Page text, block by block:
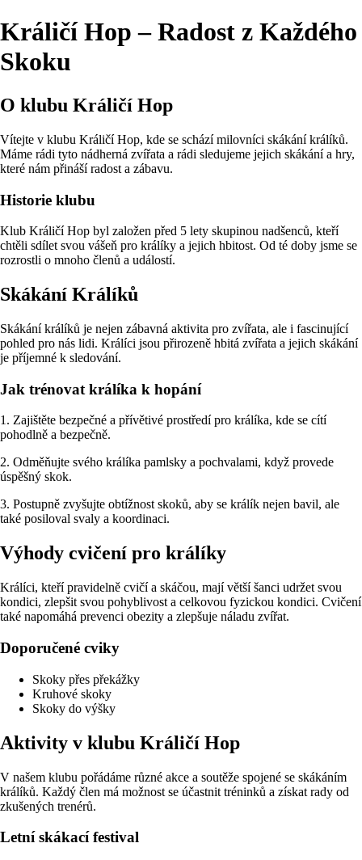
Králičí Hop – Radost z Každého
Skoku
O klubu Králičí Hop
Vítejte v klubu Králičí Hop, kde se schází milovníci skákání králíků.
Máme rádi tyto nádherná zvířata a rádi sledujeme jejich skákání a hry,
které nám přináší radost a zábavu.
Historie klubu
Klub Králičí Hop byl založen před 5 lety skupinou nadšenců, kteří
chtěli sdílet svou vášeň pro králíky a jejich hbitost. Od té doby jsme se
rozrostli o mnoho členů a událostí.
Skákání Králíků
Skákání králíků je nejen zábavná aktivita pro zvířata, ale i fascinující
pohled pro nás lidi. Králíci jsou přirozeně hbitá zvířata a jejich skákání
je příjemné k sledování.
Jak trénovat králíka k hopání
1. Zajištěte bezpečné a přívětivé prostředí pro králíka, kde se cítí
pohodlně a bezpečně.
2. Odměňujte svého králíka pamlsky a pochvalami, když provede
úspěšný skok.
3. Postupně zvyšujte obtížnost skoků, aby se králík nejen bavil, ale
také posiloval svaly a koordinaci.
Výhody cvičení pro králíky
Králíci, kteří pravidelně cvičí a skáčou, mají větší šanci udržet svou
kondici, zlepšit svou pohyblivost a celkovou fyzickou kondici. Cvičení
také napomáhá prevenci obezity a zlepšuje náladu zvířat.
Doporučené cviky
Skoky přes překážky
Kruhové skoky
Skoky do výšky
Aktivity v klubu Králičí Hop
V našem klubu pořádáme různé akce a soutěže spojené se skákáním
králíků. Každý člen má možnost se účastnit tréninků a získat rady od
zkušených trenérů.
Letní skákací festival